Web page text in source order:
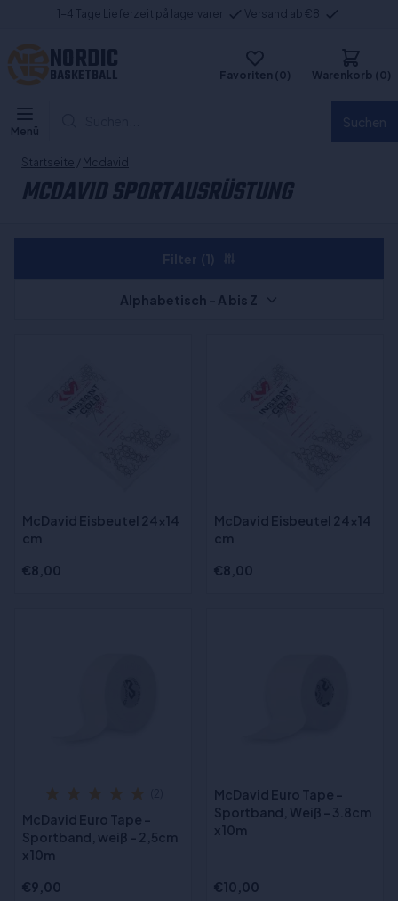
1-4 Tage Lieferzeit på lagervarer Versand ab €8
NORDIC
BASKETBALL Favoriten (0) Warenkorb (0)
Menü
Startseite / Mcdavid
MCDAVID SPORTAUSRÜSTUNG
McDavid Eisbeutel 24x14
cm
€8,00
McDavid Eisbeutel 24x14
cm
€8,00
McDavid Euro Tape -
Sportband, weiß - 2,5cm
x 10m
€9,00
McDavid Euro Tape -
Sportband, Weiß - 3.8cm
x 10m
€10,00
Alphabetisch - A bis Z